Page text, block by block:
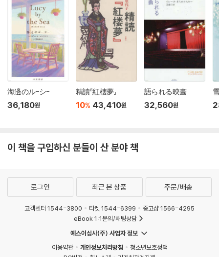
海邊のル-シ-
36,180원
精讀『紅樓夢』
10% 43,410원
語られる映畵
32,560원
이 책을 구입하신 분들이 산 분야 책
로그인 최근 본 상품 주문/배송
고객센터 1544-3800 티켓 1544-6399
중고샵 1566-4295
eBook 1:1문의/채팅상담
예스이십사(주) 사업자 정보
이용약관
개인정보처리방침
청소년보호정책